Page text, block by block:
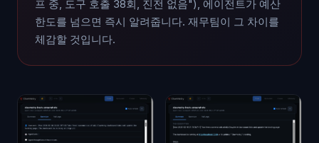
프 중, 도구 호출 38회, 진전 없음"), 에이전트가 예산
한도를 넘으면 즉시 알려줍니다. 재무팀이 그 차이를
체감할 것입니다.